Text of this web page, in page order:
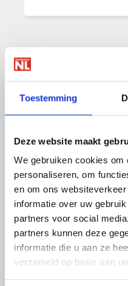
Toestemming
Deze website maakt
We gebruiken cookies
personaliseren, om
en om ons
informatie over uw
partners voor social
partners kunnen deze
informatie die u aan ze
verzameld op basis van
Cookies worden
cookie-instellingen
maken van deze